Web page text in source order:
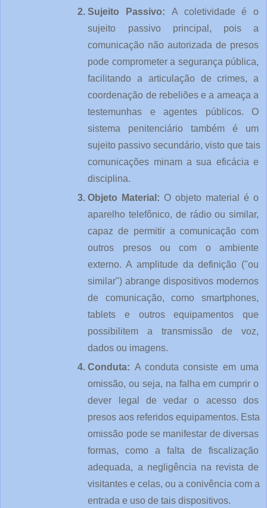
Sujeito Passivo: A coletividade é o
sujeito passivo principal, pois a
comunicação não autorizada de presos
pode comprometer a segurança pública,
facilitando a articulação de crimes, a
coordenação de rebeliões e a ameaça a
testemunhas e agentes públicos. O
sistema penitenciário também é um
sujeito passivo secundário, visto que tais
comunicações minam a sua eficácia e
disciplina.
Objeto Material: O objeto material é o
aparelho telefônico, de rádio ou similar,
capaz de permitir a comunicação com
outros presos ou com o ambiente
externo. A amplitude da definição ("ou
similar") abrange dispositivos modernos
de comunicação, como smartphones,
tablets e outros equipamentos que
possibilitem a transmissão de voz,
dados ou imagens.
Conduta: A conduta consiste em uma
omissão, ou seja, na falha em cumprir o
dever legal de vedar o acesso dos
presos aos referidos equipamentos. Esta
omissão pode se manifestar de diversas
formas, como a falta de fiscalização
adequada, a negligência na revista de
visitantes e celas, ou a conivência com a
entrada e uso de tais dispositivos.